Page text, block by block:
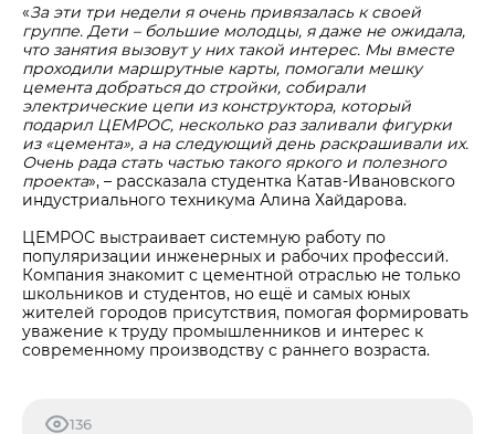
«За эти три недели я очень привязалась к своей
группе. Дети – большие молодцы, я даже не ожидала,
что занятия вызовут у них такой интерес. Мы вместе
проходили маршрутные карты, помогали мешку
цемента добраться до стройки, собирали
электрические цепи из конструктора, который
подарил ЦЕМРОС, несколько раз заливали фигурки
из «цемента», а на следующий день раскрашивали их.
Очень рада стать частью такого яркого и полезного
проекта», – рассказала студентка Катав-Ивановского
индустриального техникума Алина Хайдарова.
ЦЕМРОС выстраивает системную работу по
популяризации инженерных и рабочих профессий.
Компания знакомит с цементной отраслью не только
школьников и студентов, но ещё и самых юных
жителей городов присутствия, помогая формировать
уважение к труду промышленников и интерес к
современному производству с раннего возраста.
136